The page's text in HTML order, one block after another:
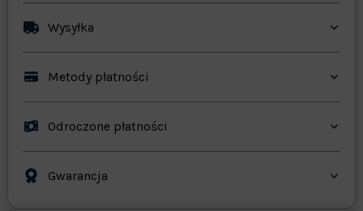
Wysyłka
Metody płatności
Odroczone płatności
Gwarancja